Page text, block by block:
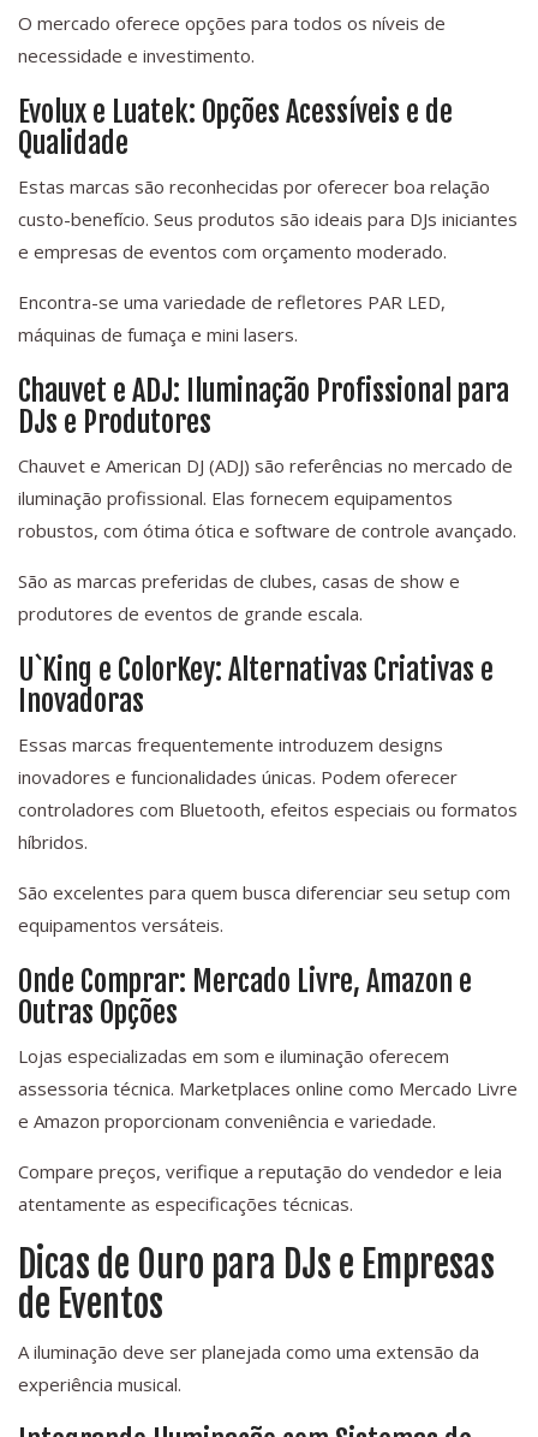
O mercado oferece opções para todos os níveis de
necessidade e investimento.
Evolux e Luatek: Opções Acessíveis e de
Qualidade
Estas marcas são reconhecidas por oferecer boa relação
custo-benefício. Seus produtos são ideais para DJs iniciantes
e empresas de eventos com orçamento moderado.
Encontra-se uma variedade de refletores PAR LED,
máquinas de fumaça e mini lasers.
Chauvet e ADJ: Iluminação Profissional para
DJs e Produtores
Chauvet e American DJ (ADJ) são referências no mercado de
iluminação profissional. Elas fornecem equipamentos
robustos, com ótima ótica e software de controle avançado.
São as marcas preferidas de clubes, casas de show e
produtores de eventos de grande escala.
U`King e ColorKey: Alternativas Criativas e
Inovadoras
Essas marcas frequentemente introduzem designs
inovadores e funcionalidades únicas. Podem oferecer
controladores com Bluetooth, efeitos especiais ou formatos
híbridos.
São excelentes para quem busca diferenciar seu setup com
equipamentos versáteis.
Onde Comprar: Mercado Livre, Amazon e
Outras Opções
Lojas especializadas em som e iluminação oferecem
assessoria técnica. Marketplaces online como Mercado Livre
e Amazon proporcionam conveniência e variedade.
Compare preços, verifique a reputação do vendedor e leia
atentamente as especificações técnicas.
Dicas de Ouro para DJs e Empresas
de Eventos
A iluminação deve ser planejada como uma extensão da
experiência musical.